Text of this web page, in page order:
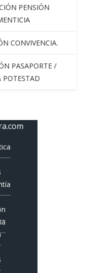
PENSIÓN
CONVIVENCIA.
PASAPORTE /
POTESTAD